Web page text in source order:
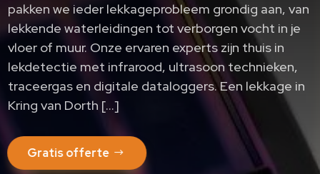
pakken we ieder lekkageprobleem grondig aan, van
lekkende waterleidingen tot verborgen vocht in je
vloer of muur.​ Onze ervaren experts zijn thuis in
lekdetectie met infrarood, ultrasoon technieken,
traceergas en digitale dataloggers.​ Een lekkage in
Kring van Dorth […]
Gratis offerte